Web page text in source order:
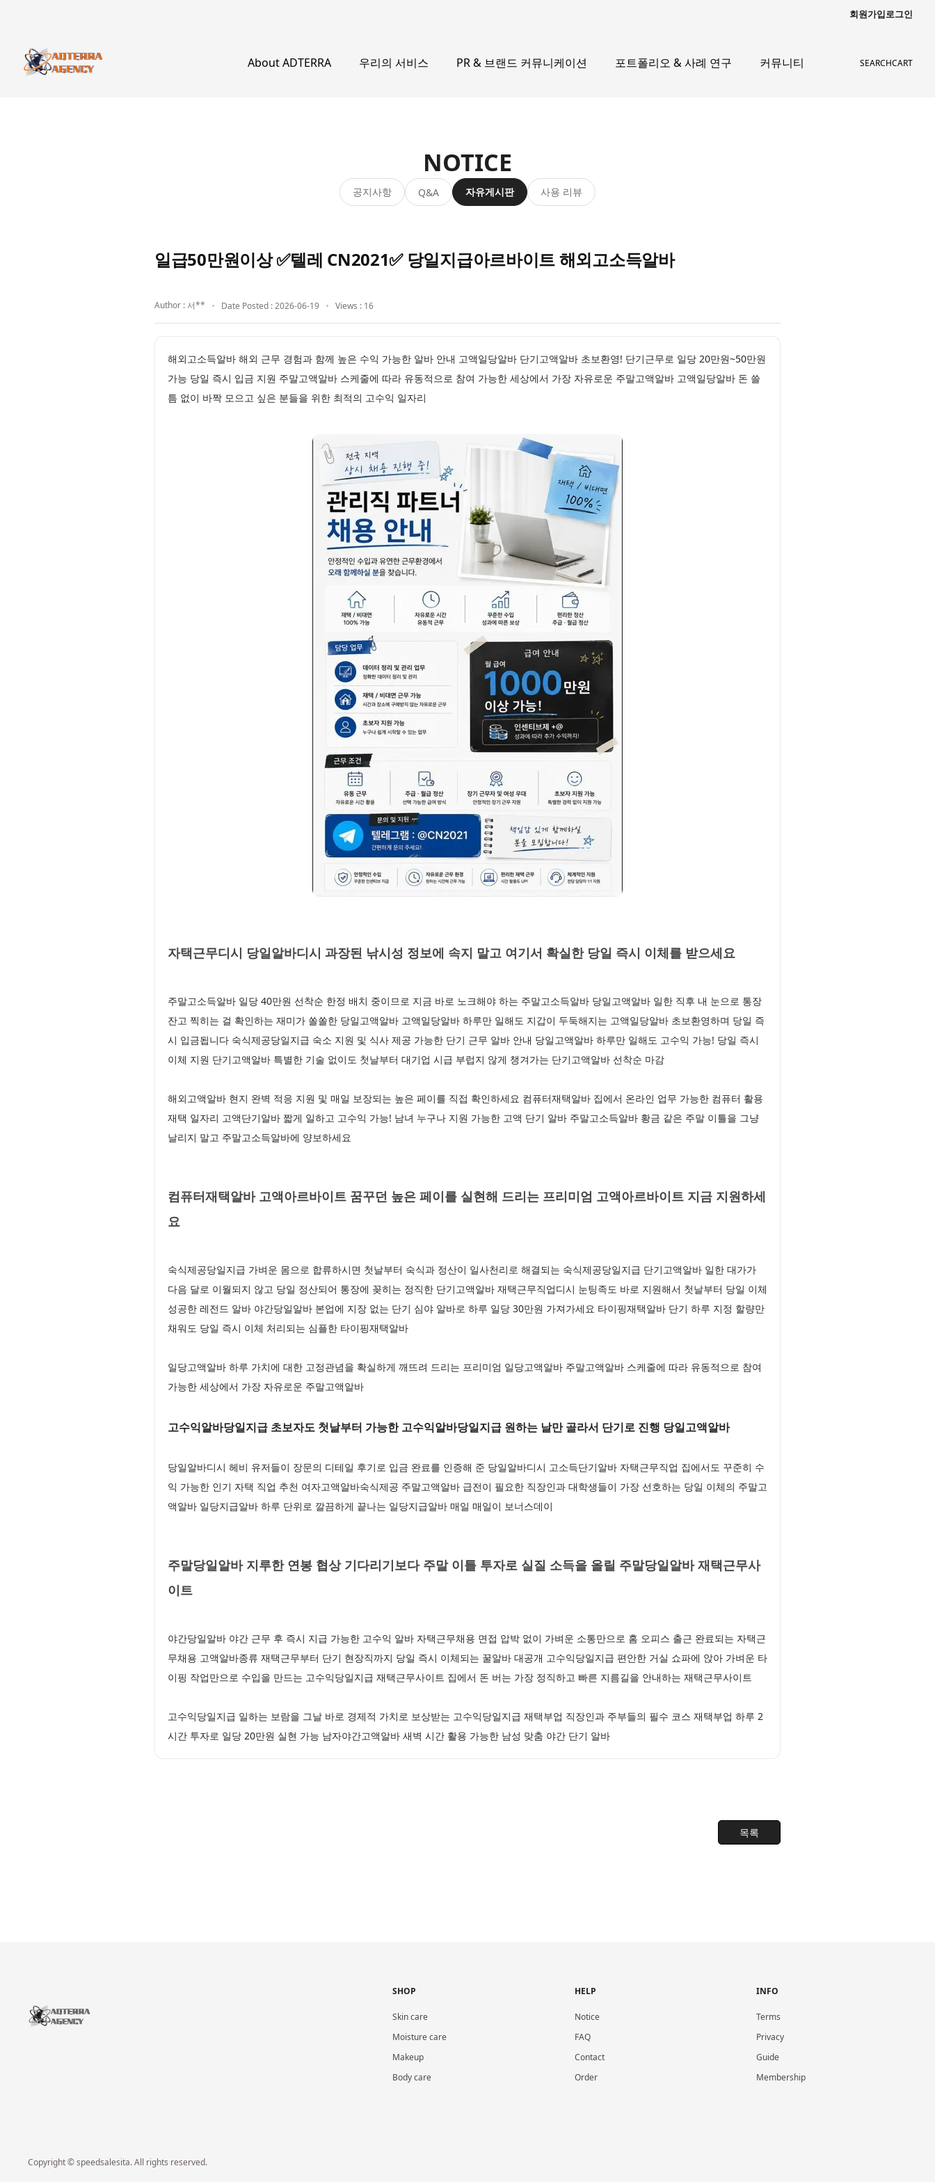
회원가입로그인
About ADTERRA 우리의 서비스 PR & 브랜드 커뮤니케이션 포트폴리오 & 사례 연구 커뮤니티 SEARCHCART
NOTICE
공지사항 Q&A 자유게시판 사용 리뷰
일급50만원이상 ✅텔레 CN2021✅ 당일지급아르바이트 해외고소득알바
Author : 서** Date Posted : 2026-06-19 Views : 16
해외고소득알바 해외 근무 경험과 함께 높은 수익 가능한 알바 안내 고액일당알바 단기고액알바 초보환영! 단기근무로 일당 20만원~50만원
가능 당일 즉시 입금 지원 주말고액알바 스케줄에 따라 유동적으로 참여 가능한 세상에서 가장 자유로운 주말고액알바 고액일당알바 돈 쓸
틈 없이 바짝 모으고 싶은 분들을 위한 최적의 고수익 일자리
자택근무디시 당일알바디시 과장된 낚시성 정보에 속지 말고 여기서 확실한 당일 즉시 이체를 받으세요
주말고소득알바 일당 40만원 선착순 한정 배치 중이므로 지금 바로 노크해야 하는 주말고소득알바 당일고액알바 일한 직후 내 눈으로 통장
잔고 찍히는 걸 확인하는 재미가 쏠쏠한 당일고액알바 고액일당알바 하루만 일해도 지갑이 두둑해지는 고액일당알바 초보환영하며 당일 즉
시 입금됩니다 숙식제공당일지급 숙소 지원 및 식사 제공 가능한 단기 근무 알바 안내 당일고액알바 하루만 일해도 고수익 가능! 당일 즉시
이체 지원 단기고액알바 특별한 기술 없이도 첫날부터 대기업 시급 부럽지 않게 챙겨가는 단기고액알바 선착순 마감
해외고액알바 현지 완벽 적응 지원 및 매일 보장되는 높은 페이를 직접 확인하세요 컴퓨터재택알바 집에서 온라인 업무 가능한 컴퓨터 활용
재택 일자리 고액단기알바 짧게 일하고 고수익 가능! 남녀 누구나 지원 가능한 고액 단기 알바 주말고소득알바 황금 같은 주말 이틀을 그냥
날리지 말고 주말고소득알바에 양보하세요
컴퓨터재택알바 고액아르바이트 꿈꾸던 높은 페이를 실현해 드리는 프리미엄 고액아르바이트 지금 지원하세
요
숙식제공당일지급 가벼운 몸으로 합류하시면 첫날부터 숙식과 정산이 일사천리로 해결되는 숙식제공당일지급 단기고액알바 일한 대가가
다음 달로 이월되지 않고 당일 정산되어 통장에 꽂히는 정직한 단기고액알바 재택근무직업디시 눈팅족도 바로 지원해서 첫날부터 당일 이체
성공한 레전드 알바 야간당일알바 본업에 지장 없는 단기 심야 알바로 하루 일당 30만원 가져가세요 타이핑재택알바 단기 하루 지정 할량만
채워도 당일 즉시 이체 처리되는 심플한 타이핑재택알바
일당고액알바 하루 가치에 대한 고정관념을 확실하게 깨뜨려 드리는 프리미엄 일당고액알바 주말고액알바 스케줄에 따라 유동적으로 참여
가능한 세상에서 가장 자유로운 주말고액알바
고수익알바당일지급 초보자도 첫날부터 가능한 고수익알바당일지급 원하는 날만 골라서 단기로 진행 당일고액알바
당일알바디시 헤비 유저들이 장문의 디테일 후기로 입금 완료를 인증해 준 당일알바디시 고소득단기알바 자택근무직업 집에서도 꾸준히 수
익 가능한 인기 자택 직업 추천 여자고액알바숙식제공 주말고액알바 급전이 필요한 직장인과 대학생들이 가장 선호하는 당일 이체의 주말고
액알바 일당지급알바 하루 단위로 깔끔하게 끝나는 일당지급알바 매일 매일이 보너스데이
주말당일알바 지루한 연봉 협상 기다리기보다 주말 이틀 투자로 실질 소득을 올릴 주말당일알바 재택근무사
이트
야간당일알바 야간 근무 후 즉시 지급 가능한 고수익 알바 자택근무채용 면접 압박 없이 가벼운 소통만으로 홈 오피스 출근 완료되는 자택근
무채용 고액알바종류 재택근무부터 단기 현장직까지 당일 즉시 이체되는 꿀알바 대공개 고수익당일지급 편안한 거실 쇼파에 앉아 가벼운 타
이핑 작업만으로 수입을 만드는 고수익당일지급 재택근무사이트 집에서 돈 버는 가장 정직하고 빠른 지름길을 안내하는 재택근무사이트
고수익당일지급 일하는 보람을 그날 바로 경제적 가치로 보상받는 고수익당일지급 재택부업 직장인과 주부들의 필수 코스 재택부업 하루 2
시간 투자로 일당 20만원 실현 가능 남자야간고액알바 새벽 시간 활용 가능한 남성 맞춤 야간 단기 알바
목록
SHOP
Skin care
Moisture care
Makeup
Body care
HELP
Notice
FAQ
Contact
Order
INFO
Terms
Privacy
Guide
Membership
Copyright © speedsalesita. All rights reserved.